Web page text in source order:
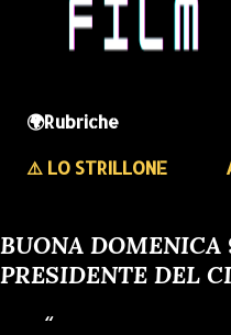
🌍Rubriche
⚠️ LO STRILLONE
BUONA DOMENICA
PRESIDENTE DEL